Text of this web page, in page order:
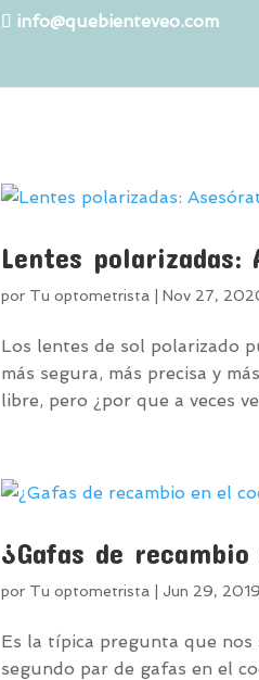
info@quebienteveo.com
Lentes polarizadas:
por Tu optometrista |Nov 27,
Los lentes de sol polarizado
más segura, más precisa y
libre, pero ¿por que a veces
¿Gafas de
por Tu optometrista Jun 29, 2019
Es la típica pregunta que nos
segundo par de gafas en el